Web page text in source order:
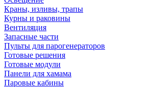
Краны, изливы, трапы
Курны и раковины
Вентиляция
Запасные части
Пульты для парогенераторов
Готовые решения
Готовые модули
Панели для хамама
Паровые кабины